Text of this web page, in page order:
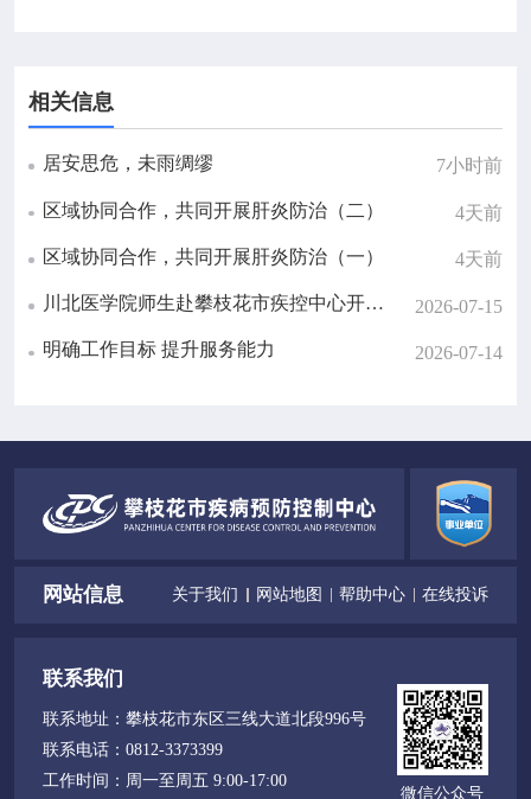
相关信息
居安思危，未雨绸缪 7小时前
区域协同合作，共同开展肝炎防治（二） 4天前
区域协同合作，共同开展肝炎防治（一） 4天前
川北医学院师生赴攀枝花市疾控中心开展暑期社会实践活动 2026-07-15
明确工作目标 提升服务能力 2026-07-14
网站信息 关于我们 网站地图 帮助中心 在线投诉
联系我们
联系地址： 攀枝花市东区三线大道北段996号
联系电话： 0812-3373399
工作时间： 周一至周五 9:00-17:00
微信公众号